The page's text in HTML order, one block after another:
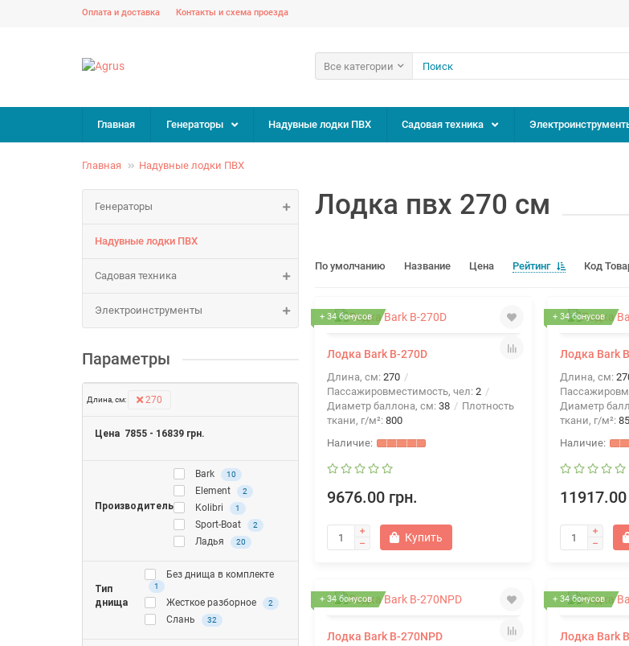
Оплата и доставка Контакты и схема проезда
Все категории
Главная Генераторы Надувные лодки ПВХ Садовая техника
Главная Надувные лодки ПВХ
Генераторы
Надувные лодки ПВХ
Садовая техника
Электроинструменты
Параметры
Длина, см: 270
Цена 7855 - 16839 грн.
Производитель
Bark 10
Element 2
Kolibri 1
Sport-Boat 2
Ладья 20
Тип
днища
Без днища в комплекте
1
Жесткое разборное 2
Слань 32
Лодка пвх 270 см
По умолчанию Название Цена Рейтинг Код
+ 34 бонусов
Лодка Bark B-270D
Длина, см: 270
Пассажировместимость, чел: 2
Диаметр баллона, см: 38
Плотность
ткани, г/м²: 800
9676.00 грн.
Купить
+ 34 бонусов
Лодка Bark
Длина, см:
Диаметр
ткани, г/м²:
11917.00
+ 34 бонусов
Лодка Bark B-270NPD
+ 34 бонусов
Лодка Bark